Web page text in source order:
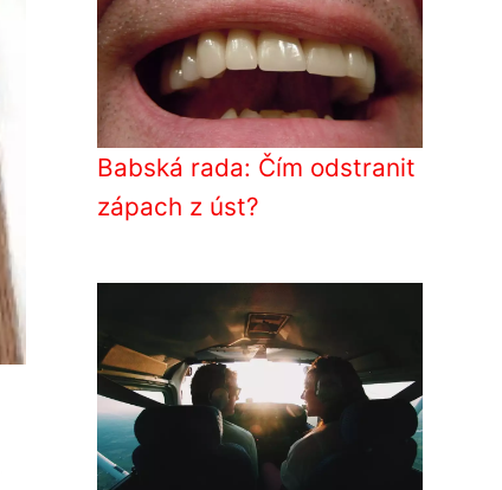
Babská rada: Čím odstranit
zápach z úst?